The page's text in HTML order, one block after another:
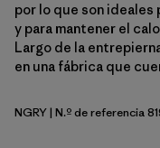
por lo que son
y para mantener el
Largo de la
en una fábrica que
Noble Grey
NGRY| N.º de referencia